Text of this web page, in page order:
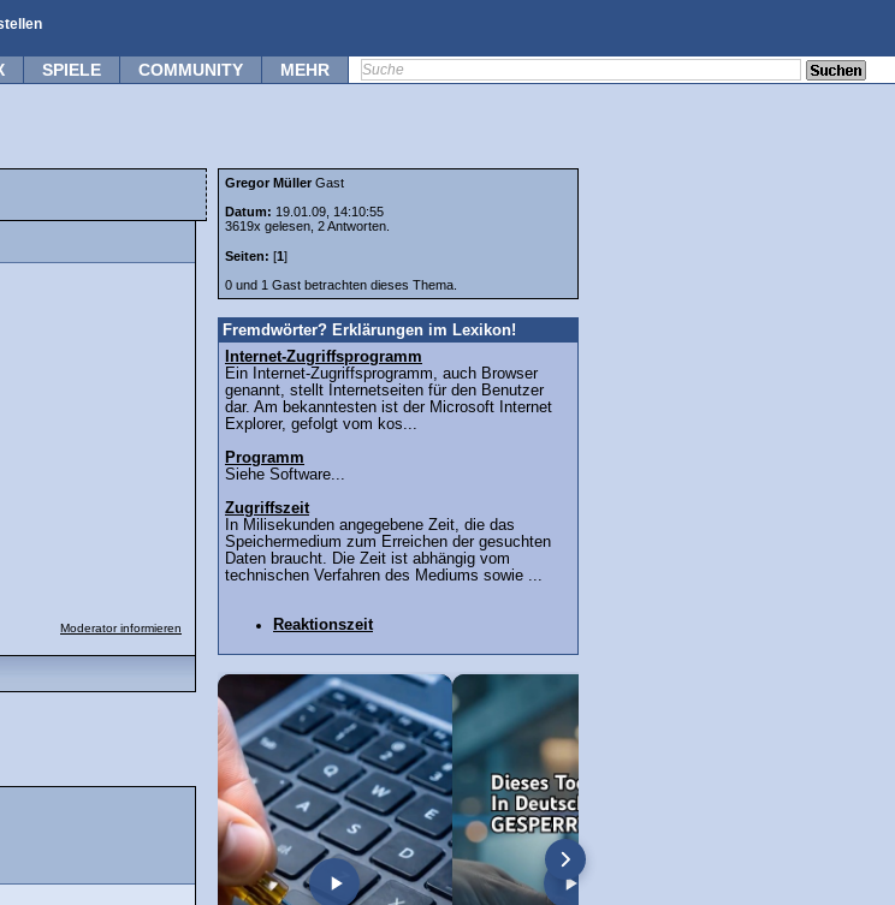
SPIELE COMMUNITY MEHR
Moderator informieren
Gregor Müller Gast
Datum: 19.01.09, 14:10:55
3619x gelesen, 2 Antworten.
Seiten: [1]
0 und 1 Gast betrachten dieses Thema.
Fremdwörter? Erklärungen im Lexikon!
Internet-Zugriffsprogramm
Ein Internet-Zugriffsprogramm, auch Browser
genannt, stellt Internetseiten für den Benutzer
dar. Am bekanntesten ist der Microsoft Internet
Explorer, gefolgt vom kos...
Programm
Siehe Software...
Zugriffszeit
In Milisekunden angegebene Zeit, die das
Speichermedium zum Erreichen der gesuchten
Daten braucht. Die Zeit ist abhängig vom
technischen Verfahren des Mediums sowie ...
Reaktionszeit